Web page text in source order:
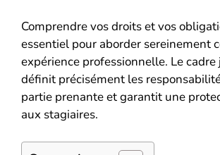
Comprendre vos droits et vos
essentiel pour aborder sereinement
expérience professionnelle. Le
définit précisément les
partie prenante et garantit une
aux stagiaires.